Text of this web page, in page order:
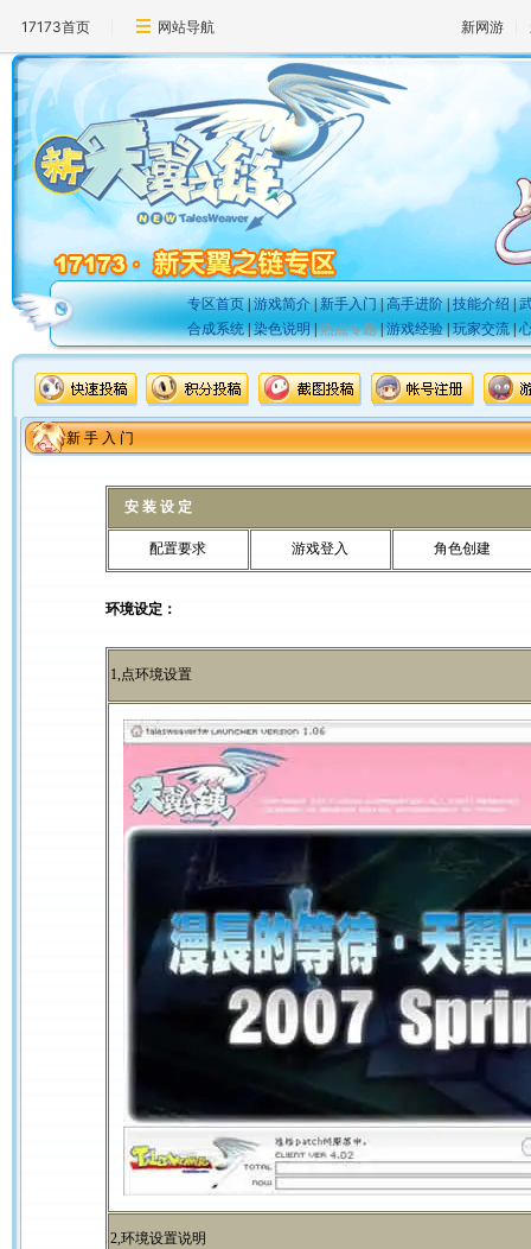
17173首页 网站导航 新网游
专区首页|游戏简介|新手入门|高手进阶|技能介绍|
合成系统|染色说明|热点专题|游戏经验|玩家交流|
新 手 入 门
安 装 设 定
配置要求 游戏登入 角色创建
环境设定：
1,点环境设置
2,环境设置说明